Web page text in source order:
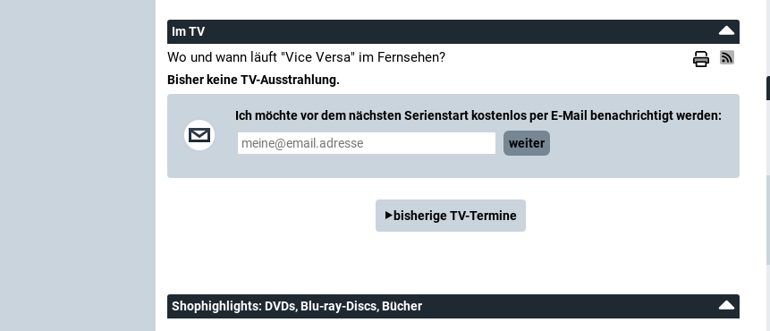
Im TV
Wo und wann läuft "Vice Versa" im Fernsehen?
Bisher keine TV-Ausstrahlung.
Ich möchte vor dem nächsten Serienstart kostenlos per E-Mail benachrichtigt werden:
weiter
bisherige TV-Termine
Shophighlights: DVDs, Blu-ray-Discs, Bücher